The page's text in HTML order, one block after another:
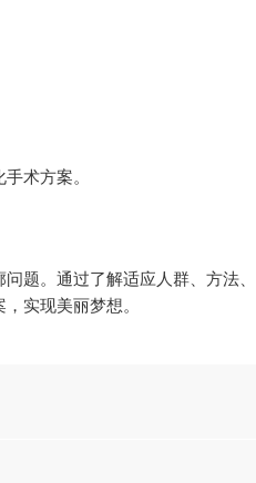
术方案。
题。通过了解适应人群、方法、
实现美丽梦想。